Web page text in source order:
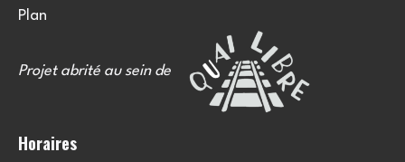
Plan
Projet abrité au sein de
Horaires